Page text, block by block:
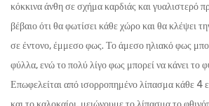
κόκκινα άνθη σε σχήμα καρδιάς και γυαλιστερό
βέβαιο ότι θα φωτίσει κάθε χώρο και θα κλέψει
σε έντονο, έμμεσο φως. Το άμεσο ηλιακό φως
φύλλα, ενώ το πολύ λίγο φως μπορεί να κάνει το
Επωφελείται από ισορροπημένο λίπασμα κάθε 4